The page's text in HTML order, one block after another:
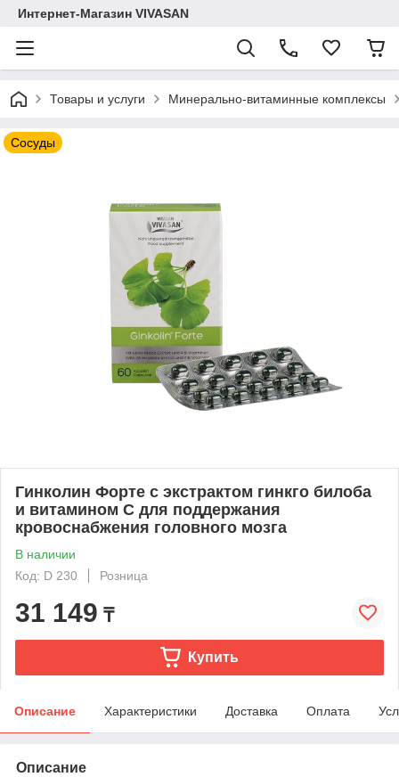
Интернет-Магазин VIVASAN
Товары и услуги Минерально-витаминные комплексы
Сосуды
Гинколин Форте с экстрактом гинкго билоба
и витамином С для поддержания
кровоснабжения головного мозга
В наличии
Код: D 230
Розница
31 149 ₸
Купить
Описание Характеристики Доставка Оплата
Описание